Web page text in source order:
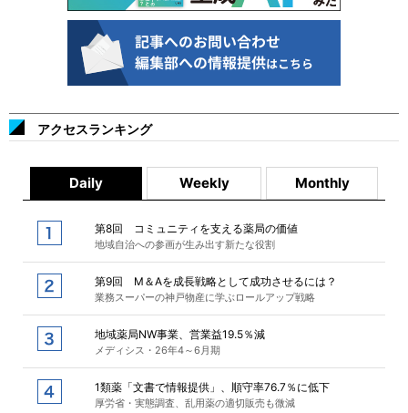
アクセスランキング
Daily Weekly Monthly
第8回 コミュニティを支える薬局の価値
地域自治への参画が生み出す新たな役割
第9回 M＆Aを成長戦略として成功させるには？
業務スーパーの神戸物産に学ぶロールアップ戦略
地域薬局NW事業、営業益19.5％減
メディシス・26年4～6月期
1類薬「文書で情報提供」、順守率76.7％に低下
厚労省・実態調査、乱用薬の適切販売も微減